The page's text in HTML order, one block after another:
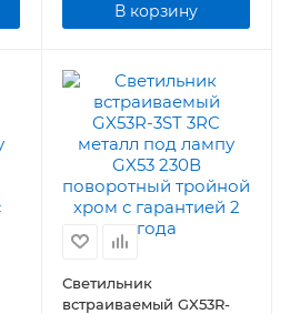
В корзину
Светильник
встраиваемый GX53R-